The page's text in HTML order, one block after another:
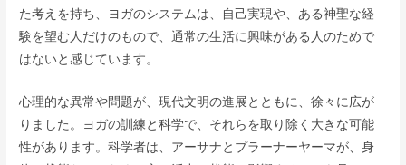
た考えを持ち、ヨガのシステムは、自己実現や、ある神聖な経
験を望む人だけのもので、通常の生活に興味がある人のためで
はないと感じています。
心理的な異常や問題が、現代文明の進展とともに、徐々に広が
りました。ヨガの訓練と科学で、それらを取り除く大きな可能
性があります。科学者は、アーサナとプラーナーヤーマが、身